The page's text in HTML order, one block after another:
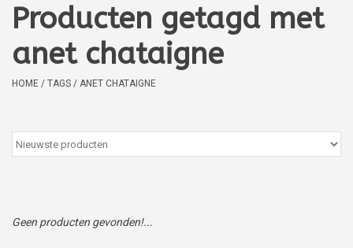
Boekjes
kaartjes
Producten getagd met
anet chataigne
HOME / TAGS / ANET CHATAIGNE
Geen producten gevonden!...